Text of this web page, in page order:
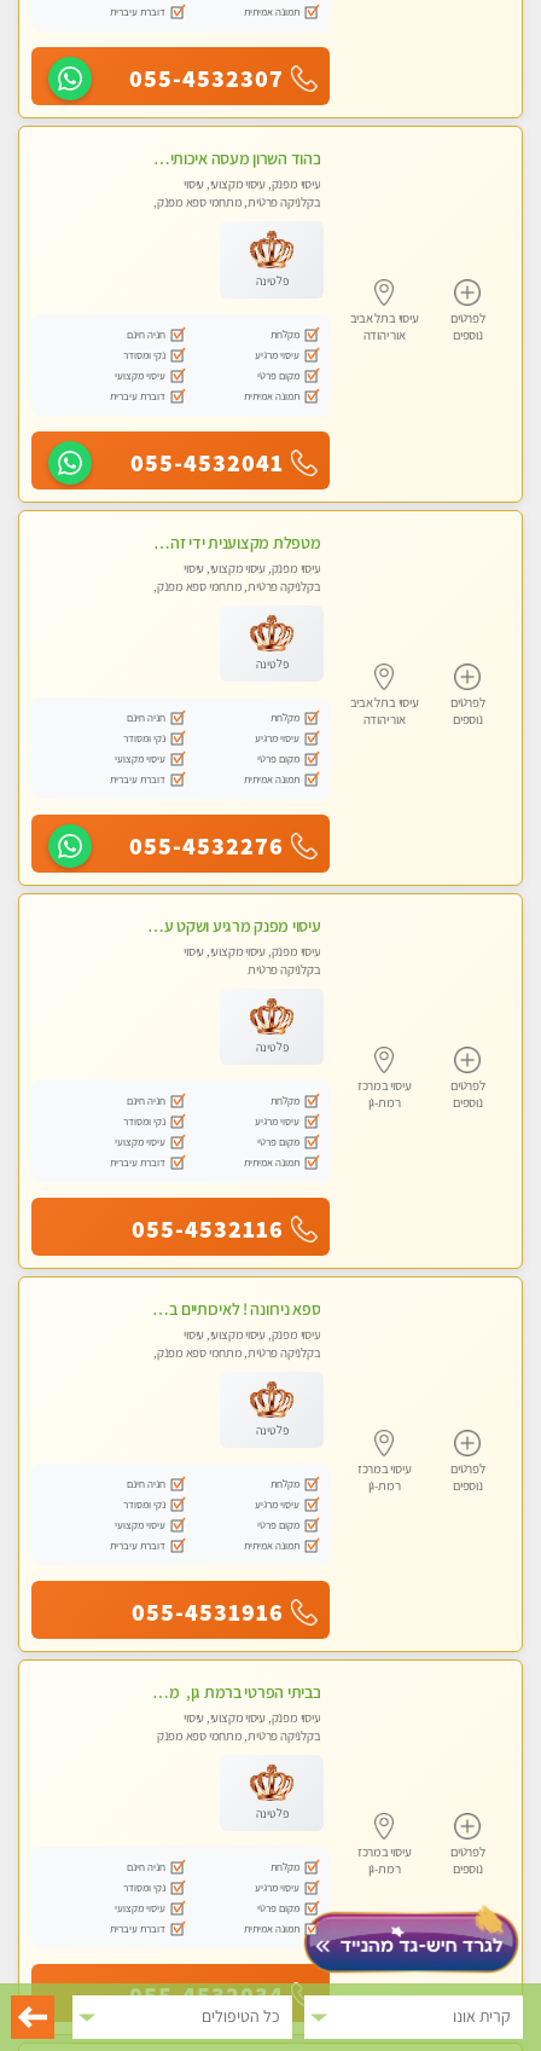
קרית אונו כל הטיפולים
תמונה אמיתית
דוברת עיברית
055-4532307
לפרטים
נוספים
עיסוי בתל אביב
אור יהודה
בהוד השרון מעסה איכותית מקצועית ומפנקת מאוד
עיסוי מפנק, עיסוי מקצועי, עיסוי
בקלניקה פרטית, מתחמי ספא מפנק,
פלטינה
מקלחת
חניה חינם
עיסוי מרגיע
נקי ומסודר
מקום פרטי
עיסוי מקצועי
תמונה אמיתית
דוברת עיברית
055-4532041
לפרטים
נוספים
עיסוי בתל אביב
אור יהודה
מטפלת מקצוענית ידי זהב VIP-מומלץ לחלוטין! פרטי! ​​​​​​ Highly recommended
עיסוי מפנק, עיסוי מקצועי, עיסוי
בקלניקה פרטית, מתחמי ספא מפנק,
פלטינה
מקלחת
חניה חינם
עיסוי מרגיע
נקי ומסודר
מקום פרטי
עיסוי מקצועי
תמונה אמיתית
דוברת עיברית
055-4532276
לפרטים
נוספים
עיסוי במרכז
רמת-גן
עיסוי מפנק מרגיע ושקט עיסוי מושקע מאוד לכל שרירי הגוף...מומלץ!! פרטי !!
עיסוי מפנק, עיסוי מקצועי, עיסוי
בקלניקה פרטית
פלטינה
מקלחת
חניה חינם
עיסוי מרגיע
נקי ומסודר
מקום פרטי
עיסוי מקצועי
תמונה אמיתית
דוברת עיברית
055-4532116
לפרטים
נוספים
עיסוי במרכז
רמת-גן
ספא נירוונה ! לאיכותיים בלבד! מומלץ לחלוטין!!!! כל סוגי העיסויים מעסה מקצועית ואיכותית פרטי!!!
עיסוי מפנק, עיסוי מקצועי, עיסוי
בקלניקה פרטית, מתחמי ספא מפנק,
פלטינה
מקלחת
חניה חינם
עיסוי מרגיע
נקי ומסודר
מקום פרטי
עיסוי מקצועי
תמונה אמיתית
דוברת עיברית
055-4531916
לפרטים
נוספים
עיסוי במרכז
רמת-גן
בביתי הפרטי ברמת גן, מטפלת ישראל מקצועית ומנוסה . עיסוי שוודי קלאסי משולב רקמות עמוק, בהתאמה אישית . נא לא להתקשר מחסוי.
עיסוי מפנק, עיסוי מקצועי, עיסוי
בקלניקה פרטית, מתחמי ספא מפנק
פלטינה
מקלחת
חניה חינם
עיסוי מרגיע
נקי ומסודר
מקום פרטי
עיסוי מקצועי
תמונה אמיתית
דוברת עיברית
055-4532034